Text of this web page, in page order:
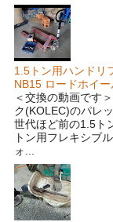
1.5トン用ハンドリ
NB15 ロードホイー
＜交換の動画です
ク(KOLEC)のパレ
世代ほど前の1.5ト
トン用フレキシブ
ォ...